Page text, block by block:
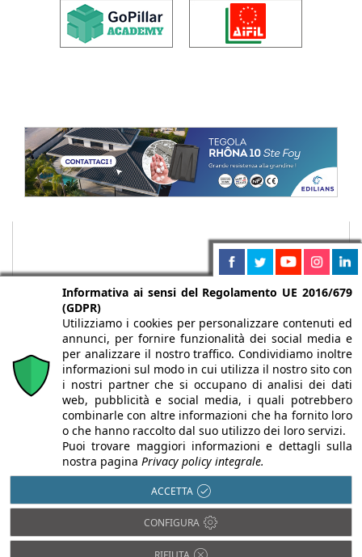
Chi siamo Autori Per la tua pubblicità
Iscriviti alla
newsletter
Infobuild è testata registrata presso il Tribunale di Milano al n° 63
dell’8/3/2013 - ISSN 2282-2267
© 2000-2026 Infoweb srl - P.IVA 13155920153 - Tutti i diritti
Informativa ai sensi del Regolamento UE 2016/679
(GDPR)
Utilizziamo i cookies per personalizzare contenuti ed
annunci, per fornire funzionalità dei social media e
per analizzare il nostro traffico. Condividiamo inoltre
informazioni sul modo in cui utilizza il nostro sito con
i nostri partner che si occupano di analisi dei dati
web, pubblicità e social media, i quali potrebbero
combinarle con altre informazioni che ha fornito loro
o che hanno raccolto dal suo utilizzo dei loro servizi.
Puoi trovare maggiori informazioni e dettagli sulla
nostra pagina Privacy policy integrale.
ACCETTA
CONFIGURA